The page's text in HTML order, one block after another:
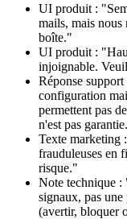
UI produit :
mails, mais nous
boîte."
UI produit :
injoignable.
Réponse
configuration
permettent pas
n'est pas
Texte marketing
frauduleuses en
risque."
Note technique :
signaux, pas
(avertir, bloquer